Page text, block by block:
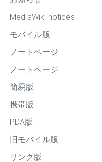
MediaWiki notices
モバイル版
ノートページ
ノートページ
簡易版
携帯版
PDA版
旧モバイル版
リンク版